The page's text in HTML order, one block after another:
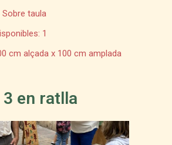
Sobre taula
1
cm alçada x 100 cm amplada
3 en ratlla